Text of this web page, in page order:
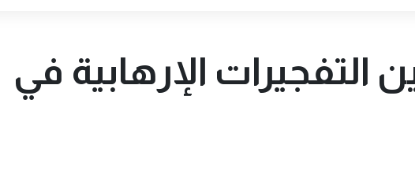
التفجيرات الإرهابية في